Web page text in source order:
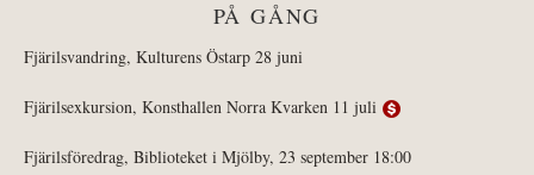
PÅ GÅNG
Fjärilsvandring, Kulturens Östarp 28 juni
Fjärilsexkursion, Konsthallen Norra Kvarken 11 juli
Fjärilsföredrag, Biblioteket i Mjölby, 23 september 18:00